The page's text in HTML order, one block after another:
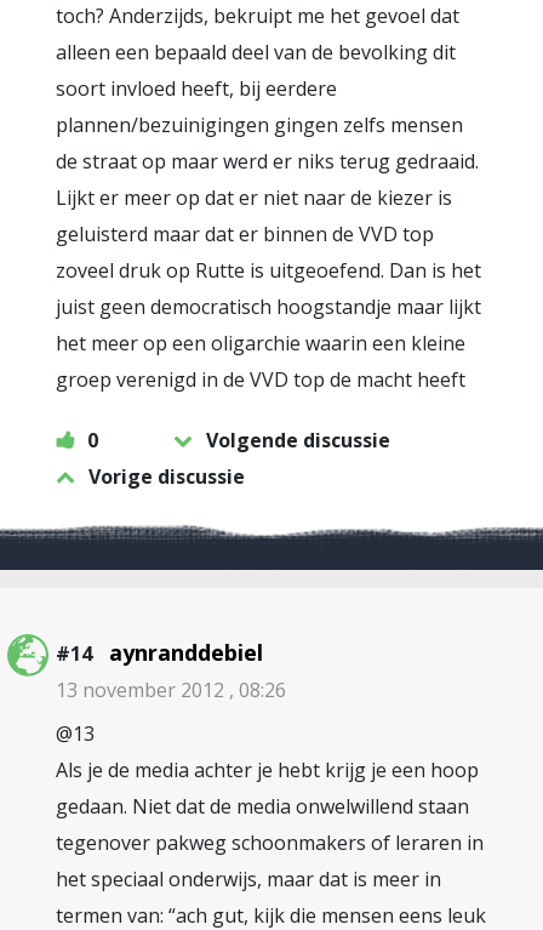
toch? Anderzijds, bekruipt me het gevoel dat
alleen een bepaald deel van de bevolking dit
soort invloed heeft, bij eerdere
plannen/bezuinigingen gingen zelfs mensen
de straat op maar werd er niks terug gedraaid.
Lijkt er meer op dat er niet naar de kiezer is
geluisterd maar dat er binnen de VVD top
zoveel druk op Rutte is uitgeoefend. Dan is het
juist geen democratisch hoogstandje maar lijkt
het meer op een oligarchie waarin een kleine
groep verenigd in de VVD top de macht heeft
0
Volgende discussie
Vorige discussie
#14 aynranddebiel
13 november 2012 , 08:26
@13
Als je de media achter je hebt krijg je een hoop
gedaan. Niet dat de media onwelwillend staan
tegenover pakweg schoonmakers of leraren in
het speciaal onderwijs, maar dat is meer in
termen van: “ach gut, kijk die mensen eens leuk